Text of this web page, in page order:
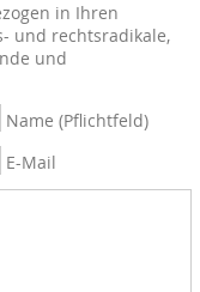
in Ihren
und rechtsradikale,
und
Name (Pflichtfeld)
E-Mail